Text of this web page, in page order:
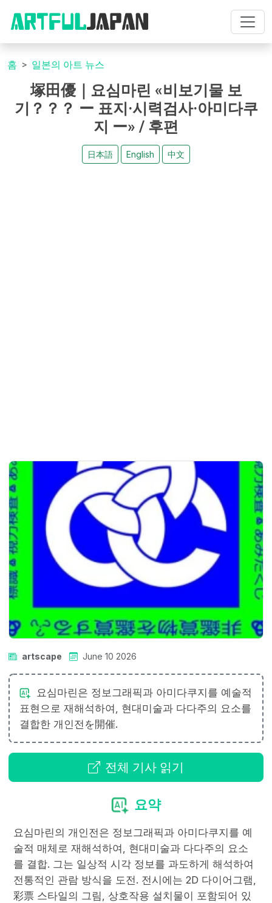
홈 일본의 아트 뉴스
塚田優｜요심마린 «비보기물 보
기？？？ ー 표지·시력검사·아미다쿠
지 ー» / 후편
日本語 English 中文
artscape June 10 2026
요심마린은 정보그래픽과 아미다쿠지를 예술적
표현으로 재해석하여, 현대미술과 다다주의 요소를
결합한 개인전を開催.
전체 기사 읽기
요약
요심마린의 개인전은 정보그래픽과 아미다쿠지를 예
술적 매체로 재해석하여, 현대미술과 다다주의 요소
를 결합. 그는 일상적 시각 정보를 과도하게 해석하여
전통적인 관람 방식을 도전. 전시에는 2D 다이어그램,
彩票 스타일의 그림, 상호작용 설치물이 포함되어 있